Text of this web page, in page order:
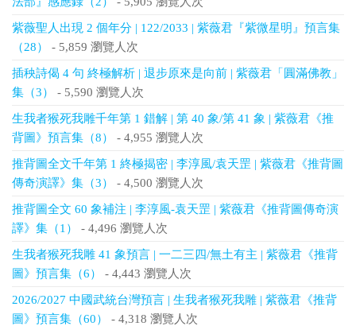
紫薇聖人出現 2 個年分 | 122/2033 | 紫薇君『紫微星明』預言集
（28）
- 5,859 瀏覽人次
插秧詩偈 4 句 終極解析 | 退步原來是向前 | 紫薇君「圓滿佛教」
集（3）
- 5,590 瀏覽人次
生我者猴死我雕千年第 1 錯解 | 第 40 象/第 41 象 | 紫薇君《推
背圖》預言集（8）
- 4,955 瀏覽人次
推背圖全文千年第 1 終極揭密 | 李淳風/袁天罡 | 紫薇君《推背圖
傳奇演譯》集（3）
- 4,500 瀏覽人次
推背圖全文 60 象補注 | 李淳風-袁天罡 | 紫薇君《推背圖傳奇演
譯》集（1）
- 4,496 瀏覽人次
生我者猴死我雕 41 象預言 | 一二三四/無土有主 | 紫薇君《推背
圖》預言集（6）
- 4,443 瀏覽人次
2026/2027 中國武統台灣預言 | 生我者猴死我雕 | 紫薇君《推背
圖》預言集（60）
- 4,318 瀏覽人次